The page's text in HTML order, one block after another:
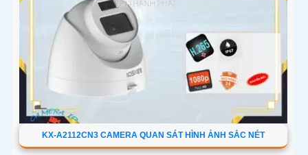
KX-A2112CN3 CAMERA QUAN SÁT HÌNH ẢNH SẮC NÉT